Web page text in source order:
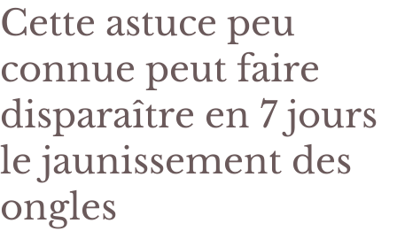
Cette astuce peu
connue peut faire
disparaître en 7 jours
le jaunissement des
ongles